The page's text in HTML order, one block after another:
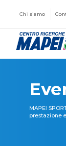
Chi siamo
MAPEI
prestazione